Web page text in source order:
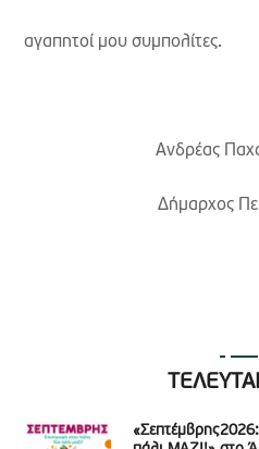
αγαπητοί μου συμπολίτες.
Ανδρέας
Δήμαρχος